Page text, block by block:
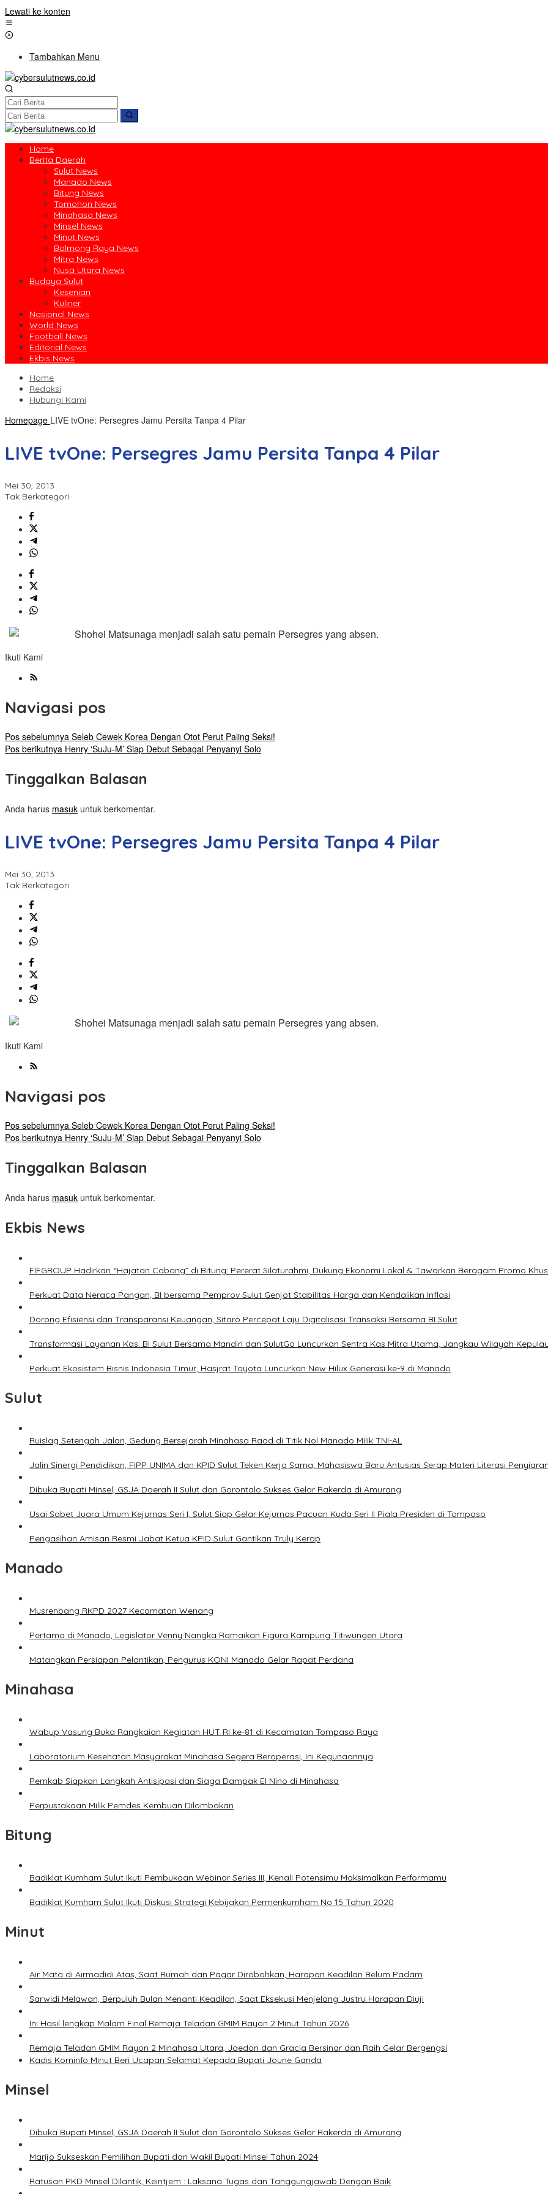
Lewati ke konten
Tambahkan Menu
Home
Berita Daerah
Sulut News
Manado News
Bitung News
Tomohon News
Minahasa News
Minsel News
Minut News
Bolmong Raya News
Mitra News
Nusa Utara News
Budaya Sulut
Kesenian
Kuliner
Nasional News
World News
Football News
Editorial News
Ekbis News
Home
Redaksi
Hubungi Kami
Homepage LIVE tvOne: Persegres Jamu Persita Tanpa 4 Pilar
LIVE tvOne: Persegres Jamu Persita Tanpa 4 Pilar
Mei 30, 2013
Tak Berkategori
Shohei Matsunaga menjadi salah satu pemain Persegres yang absen.
Ikuti Kami
Navigasi pos
Pos sebelumnya Seleb Cewek Korea Dengan Otot Perut Paling Seksi!
Pos berikutnya Henry ‘SuJu-M’ Siap Debut Sebagai Penyanyi Solo
Tinggalkan Balasan
Anda harus masuk untuk berkomentar.
LIVE tvOne: Persegres Jamu Persita Tanpa 4 Pilar
Mei 30, 2013
Tak Berkategori
Shohei Matsunaga menjadi salah satu pemain Persegres yang absen.
Ikuti Kami
Navigasi pos
Pos sebelumnya Seleb Cewek Korea Dengan Otot Perut Paling Seksi!
Pos berikutnya Henry ‘SuJu-M’ Siap Debut Sebagai Penyanyi Solo
Tinggalkan Balasan
Anda harus masuk untuk berkomentar.
Ekbis News
FIFGROUP Hadirkan “Hajatan Cabang” di Bitung: Pererat Silaturahmi, Dukung Ekonomi Lokal & Tawarkan Beragam Promo
Perkuat Data Neraca Pangan, BI bersama Pemprov Sulut Genjot Stabilitas Harga dan Kendalikan Inflasi
Dorong Efisiensi dan Transparansi Keuangan, Sitaro Percepat Laju Digitalisasi Transaksi Bersama BI Sulut
Transformasi Layanan Kas: BI Sulut Bersama Mandiri dan SulutGo Luncurkan Sentra Kas Mitra Utama, Jangkau Wilayah
Perkuat Ekosistem Bisnis Indonesia Timur, Hasjrat Toyota Luncurkan New Hilux Generasi ke-9 di Manado
Sulut
Ruislag Setengah Jalan, Gedung Bersejarah Minahasa Raad di Titik Nol Manado Milik TNI-AL
Jalin Sinergi Pendidikan, FIPP UNIMA dan KPID Sulut Teken Kerja Sama; Mahasiswa Baru Antusias Serap Materi Literasi Penyiaran
Dibuka Bupati Minsel, GSJA Daerah II Sulut dan Gorontalo Sukses Gelar Rakerda di Amurang
Usai Sabet Juara Umum Kejurnas Seri I, Sulut Siap Gelar Kejurnas Pacuan Kuda Seri II Piala Presiden di Tompaso
Pengasihan Amisan Resmi Jabat Ketua KPID Sulut Gantikan Truly Kerap
Manado
Musrenbang RKPD 2027 Kecamatan Wenang
Pertama di Manado, Legislator Venny Nangka Ramaikan Figura Kampung Titiwungen Utara
Matangkan Persiapan Pelantikan, Pengurus KONI Manado Gelar Rapat Perdana
Minahasa
Wabup Vasung Buka Rangkaian Kegiatan HUT RI ke-81 di Kecamatan Tompaso Raya
Laboratorium Kesehatan Masyarakat Minahasa Segera Beroperasi, Ini Kegunaannya
Pemkab Siapkan Langkah Antisipasi dan Siaga Dampak El Nino di Minahasa
Perpustakaan Milik Pemdes Kembuan Dilombakan
Bitung
Badiklat Kumham Sulut Ikuti Pembukaan Webinar Series III, Kenali Potensimu Maksimalkan Performamu
Badiklat Kumham Sulut Ikuti Diskusi Strategi Kebijakan Permenkumham No 15 Tahun 2020
Minut
Air Mata di Airmadidi Atas, Saat Rumah dan Pagar Dirobohkan, Harapan Keadilan Belum Padam
Sarwidi Melawan, Berpuluh Bulan Menanti Keadilan, Saat Eksekusi Menjelang Justru Harapan Diuji
Ini Hasil lengkap Malam Final Remaja Teladan GMIM Rayon 2 Minut Tahun 2026
Remaja Teladan GMIM Rayon 2 Minahasa Utara, Jaedon dan Gracia Bersinar dan Raih Gelar Bergengsi
Kadis Kominfo Minut Beri Ucapan Selamat Kepada Bupati Joune Ganda
Minsel
Dibuka Bupati Minsel, GSJA Daerah II Sulut dan Gorontalo Sukses Gelar Rakerda di Amurang
Marijo Sukseskan Pemilihan Bupati dan Wakil Bupati Minsel Tahun 2024
Ratusan PKD Minsel Dilantik, Keintjem : Laksana Tugas dan Tanggungjawab Dengan Baik